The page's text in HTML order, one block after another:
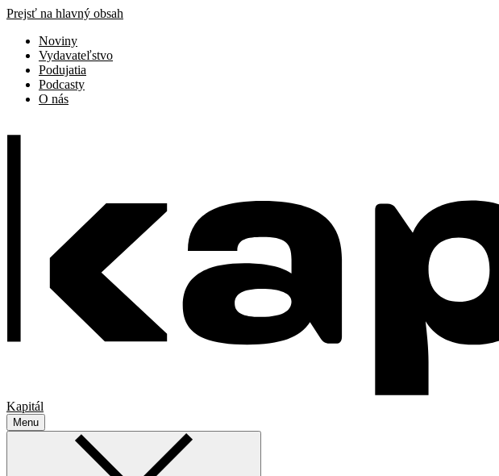
Prejsť na hlavný obsah
Noviny
Vydavateľstvo
Podujatia
Podcasty
O nás
Kapitál
Menu